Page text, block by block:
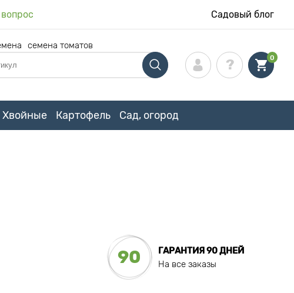
Садовый блог
семена томатов
0
Хвойные Картофель Сад, огород
90
ГАРАНТИЯ 90 ДНЕЙ
На все заказы